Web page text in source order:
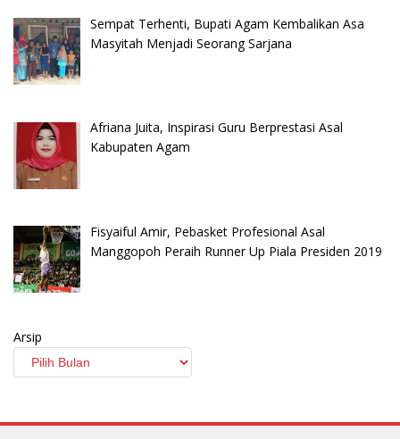
Sempat Terhenti, Bupati Agam Kembalikan Asa
Masyitah Menjadi Seorang Sarjana
Afriana Juita, Inspirasi Guru Berprestasi Asal
Kabupaten Agam
Fisyaiful Amir, Pebasket Profesional Asal
Manggopoh Peraih Runner Up Piala Presiden 2019
Arsip